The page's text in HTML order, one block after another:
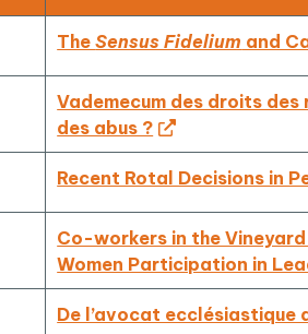
TheSensus Fidelium and
Vademecum des droits
des abus ?
Recent Rotal Decisions in
Co-workers in the
Women Participation in
De l’avocat ecclésiastique